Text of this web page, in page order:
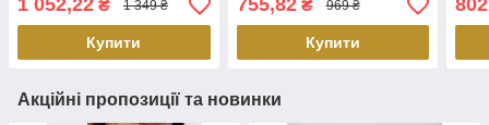
1 052,22 ₴ 1 349 ₴
Купити
755,82₴ 969 ₴
Купити
Акційні пропозиції та новинки